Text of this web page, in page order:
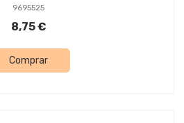
9695525
8,75 €
Comprar